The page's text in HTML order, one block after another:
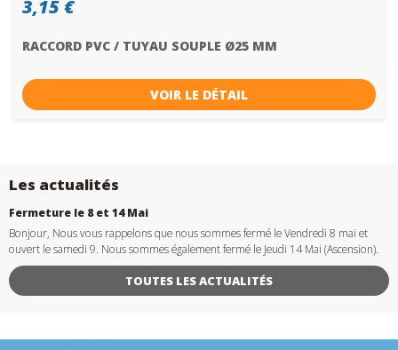
3,15 €
RACCORD PVC / TUYAU SOUPLE Ø25 MM
VOIR LE DÉTAIL
Les actualités
Fermeture le 8 et 14 Mai
Bonjour, Nous vous rappelons que nous sommes fermé le Vendredi 8 mai et
ouvert le samedi 9. Nous sommes également fermé le Jeudi 14 Mai (Ascension).
TOUTES LES ACTUALITÉS